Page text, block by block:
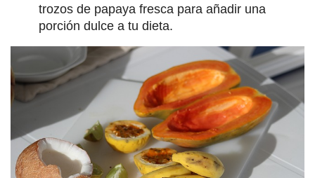
trozos de papaya fresca para añadir una
porción dulce a tu dieta.